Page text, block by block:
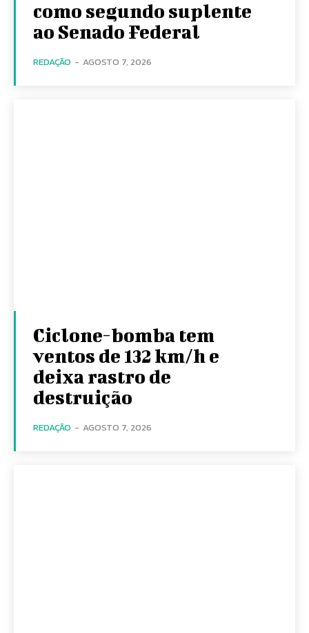
como segundo suplente
ao Senado Federal
REDAÇÃO - AGOSTO 7, 2026
Ciclone-bomba tem
ventos de 132 km/h e
deixa rastro de
destruição
REDAÇÃO - AGOSTO 7, 2026